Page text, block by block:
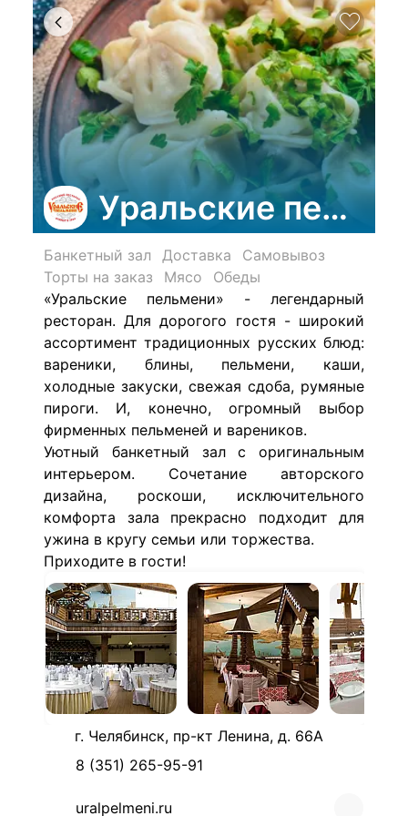
Уральские
Банкетный зал Доставка
Самовывоз
Торты на заказ
Мясо
Обеды
«Уральские пельмени» - легендарный
ресторан. Для дорогого гостя - широкий
ассортимент традиционных русских блюд:
вареники, блины, пельмени, каши,
холодные закуски, свежая сдоба, румяные
пироги. И, конечно, огромный выбор
фирменных пельменей и вареников.
Уютный банкетный зал с оригинальным
интерьером. Сочетание авторского
дизайна, роскоши, исключительного
комфорта зала прекрасно подходит для
ужина в кругу семьи или торжества.
Приходите в гости!
г. Челябинск, пр-кт Ленина, д. 66А
8 (351) 265-95-91
uralpelmeni.ru